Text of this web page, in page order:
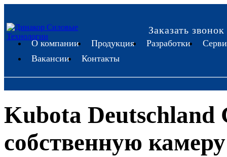
Заказать звонок
О компании Продукция Разработки
Вакансии
Контакты
Kubota Deutschland
собственную